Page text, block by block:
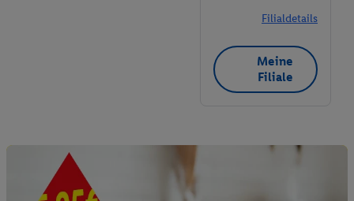
Filialdetails
Meine
Filiale